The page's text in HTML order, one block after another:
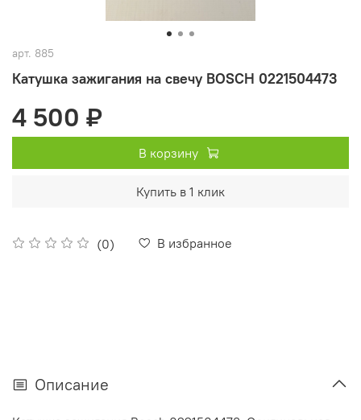
арт. 885
Катушка зажигания на свечу BOSCH 0221504473
(0) В избранное
4 500 ₽
В корзину
Купить в 1 клик
Описание